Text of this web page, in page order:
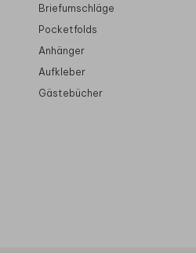
Briefumschläge
Pocketfolds
Anhänger
Aufkleber
Gästebücher